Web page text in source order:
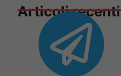
Articoli recenti